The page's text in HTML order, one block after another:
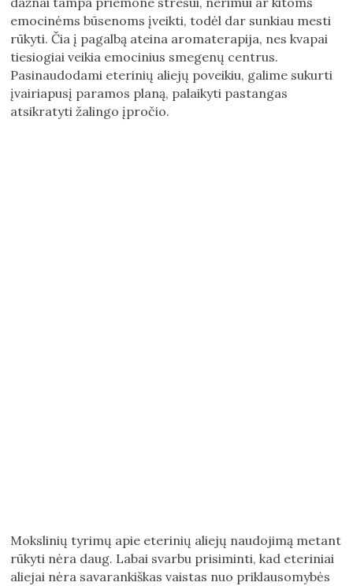
emocinėms būsenoms įveikti, todėl dar sunkiau mesti
rūkyti. Čia į pagalbą ateina aromaterapija, nes kvapai
tiesiogiai veikia emocinius smegenų centrus.
Pasinaudodami eterinių aliejų poveikiu, galime sukurti
įvairiapusį paramos planą, palaikyti pastangas
atsikratyti žalingo įpročio.
Mokslinių tyrimų apie eterinių aliejų naudojimą metant
rūkyti nėra daug. Labai svarbu prisiminti, kad eteriniai
aliejai nėra savarankiškas vaistas nuo priklausomybės